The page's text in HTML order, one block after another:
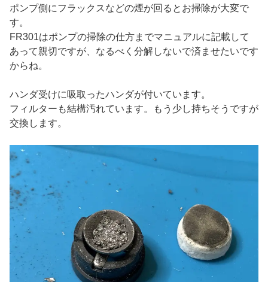
ポンプ側にフラックスなどの煙が回るとお掃除が大変で
す。
FR301はポンプの掃除の仕方までマニュアルに記載して
あって親切ですが、なるべく分解しないで済ませたいです
からね。
ハンダ受けに吸取ったハンダが付いています。
フィルターも結構汚れています。もう少し持ちそうですが
交換します。